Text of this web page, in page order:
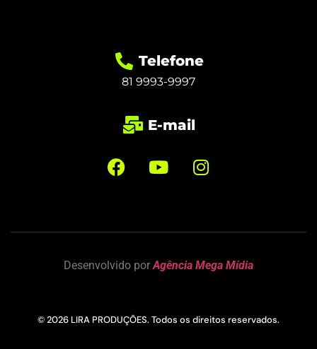
Telefone
81 9993-9997
E-mail
Desenvolvido por Agência Mega Mídia
© 2026 LIRA PRODUÇÕES. Todos os direitos reservados.